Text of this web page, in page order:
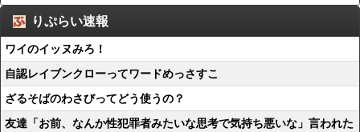
りぷらい速報
ワイのイッヌみろ！
自認レイブンクローってワードめっさすこ
ざるそばのわさびってどう使うの？
友達「お前、なんか性犯罪者みたいな思考で気持ち悪いな」言われた